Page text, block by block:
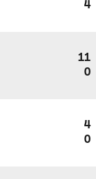
4
11
0
4
0